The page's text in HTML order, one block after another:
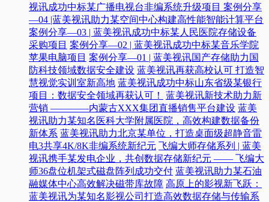
视讯成功中标某广播电视台非编系统升级项目​ 案例分享
—04 |蓝美视讯助力某空间中心构建高性能智能计算平台​
案例分享—03 | 蓝美视讯成功中标某人民医院存储设备
采购项目 案例分享—02 | 蓝美视讯成功中标某音乐学院
苹果电脑项目 案例分享—01 | 蓝美视讯国产存储助力国
防科技领域数据安全建设 蓝美视讯再获高校认可 打造智
慧视觉实训室新高地 蓝美视讯成功中标山东省级某银行
项目：数据安全领域再获认可！
蓝美视讯新技术助力新
营销 ————内蒙古XXX集团直播销售平台建设 蓝美
视讯助力某知名医科大学附属医院，高效构建数据备份
新体系 蓝美视讯助力北京某单位，打造桌面级超静音雷
电3共享4K/8K非编系统新纪元 飞编大师存储系列 | 蓝美
视讯携手某发电企业，共创数据存储新纪元 —— 飞编大
师36盘位机架式磁盘阵列成功交付 蓝美视讯助力某石油
融媒体中心高效解决磁带库故障 高原上的影视新飞跃：
蓝美视讯为某知名影视公司打造高效数据存储与传输系